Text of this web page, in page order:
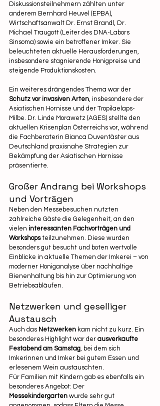
Diskussionsteilnehmern zählten unter
anderem Bernhard Heuvel (EPBA),
Wirtschaftsanwalt Dr. Ernst Brandl, Dr.
Michael Traugott (Leiter des DNA-Labors
Sinsoma) sowie ein betroffener Imker. Sie
beleuchteten aktuelle Herausforderungen,
insbesondere stagnierende Honigpreise und
steigende Produktionskosten.
Ein weiteres drängendes Thema war der
Schutz vor invasiven Arten, insbesondere der
Asiatischen Hornisse und der Tropilaelaps-
Milbe. Dr. Linde Morawetz (AGES) stellte den
aktuellen Krisenplan Österreichs vor, während
die Fachberaterin Bianca Duventäster aus
Deutschland praxisnahe Strategien zur
Bekämpfung der Asiatischen Hornisse
präsentierte.
Großer Andrang bei Workshops
und Vorträgen
Neben den Messebesuchen nutzten
zahlreiche Gäste die Gelegenheit, an den
vielen interessanten Fachvorträgen und
Workshops teilzunehmen. Diese wurden
besonders gut besucht und boten wertvolle
Einblicke in aktuelle Themen der Imkerei – von
moderner Honiganalyse über nachhaltige
Bienenhaltung bis hin zur Optimierung von
Betriebsabläufen.
Netzwerken und geselliger
Austausch
Auch das Netzwerken kam nicht zu kurz. Ein
besonderes Highlight war der ausverkaufte
Festabend am Samstag, bei dem sich
Imkerinnen und Imker bei gutem Essen und
erlesenem Wein austauschten.
Für Familien mit Kindern gab es ebenfalls ein
besonderes Angebot: Der
Messekindergarten wurde sehr gut